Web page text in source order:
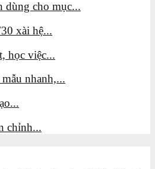
dùng cho mục...
xài hệ...
học việc...
nhanh,...
chỉnh...